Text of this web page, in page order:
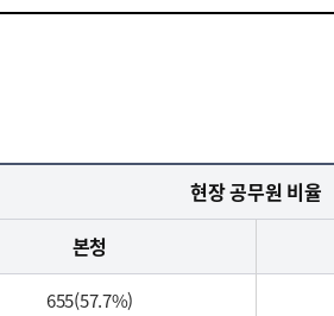
현장 공무원 비율
본청
655(57.7%)